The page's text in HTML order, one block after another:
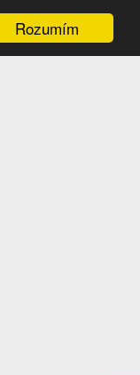
Rozumím